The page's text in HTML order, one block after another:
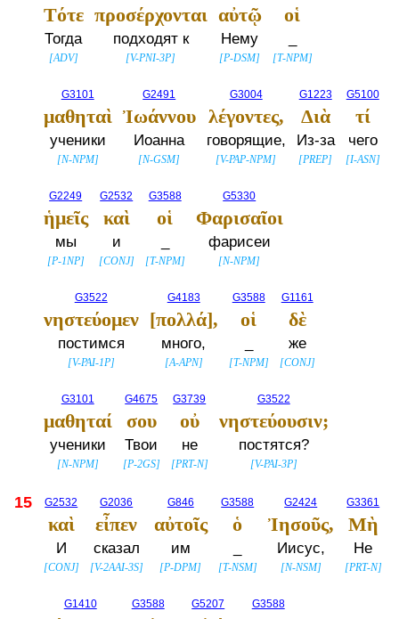
Τότε
Тогда
[ADV]
προσέρχονται
подходят к
[V-PNI-3P]
αὐτῷ
Нему
[P-DSM]
οἱ
[T-NPM]
G3101
μαθηταὶ
ученики
[N-NPM]
G2491
Ἰωάννου
Иоанна
[N-GSM]
G3004
λέγοντες,
говорящие,
[V-PAP-NPM]
G1223
Διὰ
Из-за
[PREP]
G5100
τί
чего
[I-ASN]
G2249
ἡμεῖς
мы
[P-1NP]
G2532
καὶ
и
[CONJ]
G3588
οἱ
[T-NPM]
G5330
Φαρισαῖοι
фарисеи
[N-NPM]
G3522
νηστεύομεν
постимся
[V-PAI-1P]
G4183
[πολλά],
много,
[A-APN]
G3588
οἱ
[T-NPM]
G1161
δὲ
же
[CONJ]
G3101
μαθηταί
ученики
[N-NPM]
G4675
σου
Твои
[P-2GS]
G3739
οὐ
не
[PRT-N]
G3522
νηστεύουσιν;
постятся?
[V-PAI-3P]
15 G2532
καὶ
И
[CONJ]
G2036
εἶπεν
сказал
[V-2AAI-3S]
G846
αὐτοῖς
им
[P-DPM]
G3588
ὁ
[T-NSM]
G2424
Ἰησοῦς,
Иисус,
[N-NSM]
G3361
Μὴ
Не
[PRT-N]
G1410 G3588 G5207 G3588